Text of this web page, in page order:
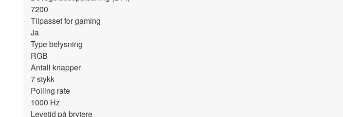
7200
Tilpasset for gaming
Ja
Type belysning
RGB
Antall knapper
7stykk
Polling rate
1000 Hz
Levetid på brytere